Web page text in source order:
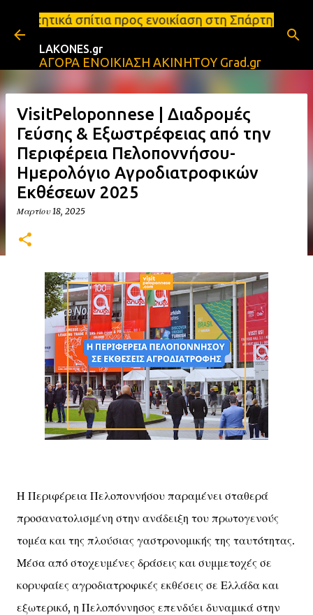
Μετάβαση στο κύριο περιεχόμενο
προς ενοικίαση στη Σπάρτη Ενοικιάσεις
LAKONES.gr
ΑΓΟΡΑ ΕΝΟΙΚΙΑΣΗ ΑΚΙΝΗΤΟΥ Grad.gr
VisitPeloponnese | Διαδρομές
Γεύσης & Εξωστρέφειας από την
Περιφέρεια Πελοποννήσου-
Ημερολόγιο Αγροδιατροφικών
Εκθέσεων 2025
Μαρτίου 18, 2025
Η Περιφέρεια Πελοποννήσου παραμένει σταθερά
προσανατολισμένη στην ανάδειξη του πρωτογενούς
τομέα και της πλούσιας γαστρονομικής της ταυτότητας.
Μέσα από στοχευμένες δράσεις και συμμετοχές σε
κορυφαίες αγροδιατροφικές εκθέσεις σε Ελλάδα και
εξωτερικό, η Πελοπόννησος επενδύει δυναμικά στην